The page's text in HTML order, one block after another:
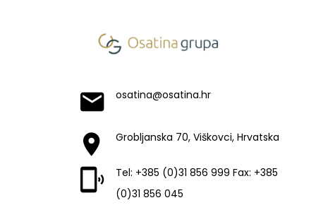
osatina@osatina.hr
Grobljanska 70, Viškovci, Hrvatska
Tel: +385 (0)31 856 999 Fax: +385
(0)31 856 045